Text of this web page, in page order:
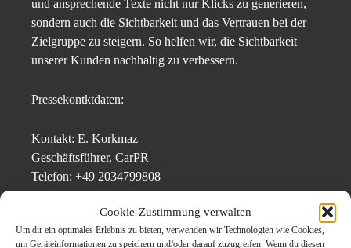
Cookie-Zustimmung verwalten
Um dir ein optimales Erlebnis zu bieten, verwenden wir Technologien wie Cookies,
um Geräteinformationen zu speichern und/oder darauf zuzugreifen. Wenn du diesen
und ansprechende Texte nicht nur Klicks zu generieren,
sondern auch die Sichtbarkeit und das Vertrauen bei der
Zielgruppe zu steigern. So helfen wir, die Sichtbarkeit
unserer Kunden nachhaltig zu verbessern.
Pressekontktdaten:
Kontakt: E. Korkmaz
Geschäftsführer, CarPR
Telefon: +49 2034799808
E-Mail: info@carpr.de
www.carpr.de